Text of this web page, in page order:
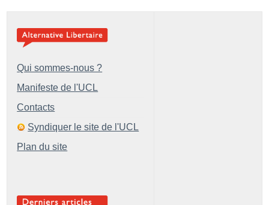
Qui sommes-nous ?
Manifeste de l'UCL
Contacts
Syndiquer le site de l'UCL
Plan du site